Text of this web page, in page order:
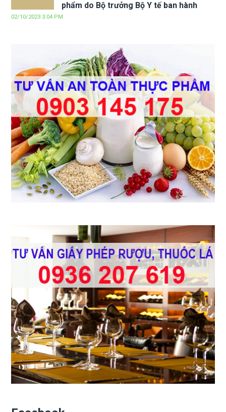
phẩm do Bộ trưởng Bộ Y tế ban hành
02/10/2023 3:04 PM